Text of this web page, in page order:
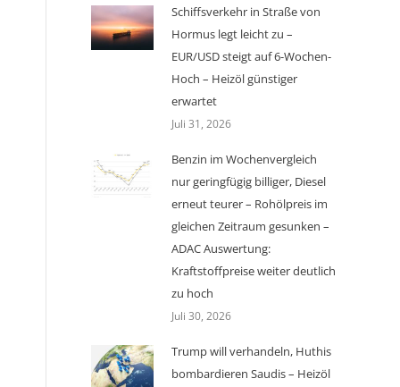
Schiffsverkehr in Straße von
Hormus legt leicht zu –
EUR/USD steigt auf 6-Wochen-
Hoch – Heizöl günstiger
erwartet
Juli 31, 2026
Benzin im Wochenvergleich
nur geringfügig billiger, Diesel
erneut teurer – Rohölpreis im
gleichen Zeitraum gesunken –
ADAC Auswertung:
Kraftstoffpreise weiter deutlich
zu hoch
Juli 30, 2026
Trump will verhandeln, Huthis
bombardieren Saudis – Heizöl